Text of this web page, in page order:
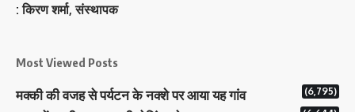
: किरण शर्मा, संस्‍थापक
Most Viewed Posts
मक्‍की की वजह से पर्यटन के नक्‍शे पर आया यह गांव (6,795)